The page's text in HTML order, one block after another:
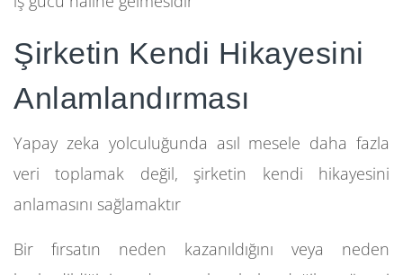
Şirketin Kendi Hikayesini
Anlamlandırması
Yapay zeka yolculuğunda asıl mesele daha fazla
veri toplamak değil, şirketin kendi hikayesini
anlamasını sağlamaktır
Bir fırsatın neden kazanıldığını veya neden